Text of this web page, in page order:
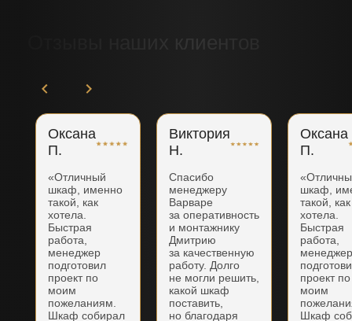
Оксана
П.
«Отличный
шкаф, именно
такой, как
хотела.
Быстрая
работа,
менеджер
подготовил
проект по
моим
пожеланиям.
Шкаф собирал
Виктория
Н.
Спасибо
менеджеру
Варваре
за оперативность
и монтажнику
Дмитрию
за качественную
работу. Долго
не могли решить,
какой шкаф
поставить,
но благодаря
Оксана
П.
шкаф,
такой, как
хотела.
Быстрая
работа,
проект по
моим
Шкаф